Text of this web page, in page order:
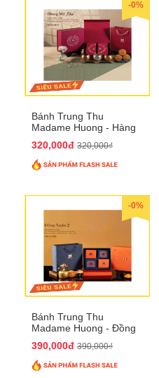
-0%
Bánh Trung Thu
Madame Huong - Hàng
320,000đ 320,000₫
-0%
Bánh Trung Thu
Madame Huong - Đồng
390,000đ 390,000₫